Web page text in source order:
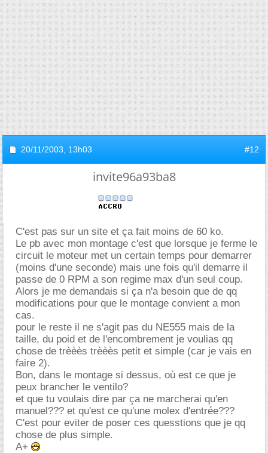
20/11/2003, 13h03 #12
invite96a93ba8
C'est pas sur un site et ça fait moins de 60 ko.
Le pb avec mon montage c'est que lorsque je ferme le
circuit le moteur met un certain temps pour demarrer
(moins d'une seconde) mais une fois qu'il demarre il
passe de 0 RPM a son regime max d'un seul coup.
Alors je me demandais si ça n'a besoin que de qq
modifications pour que le montage convient a mon
cas.
pour le reste il ne s'agit pas du NE555 mais de la
taille, du poid et de l'encombrement je voulias qq
chose de trèèès trèèès petit et simple (car je vais en
faire 2).
Bon, dans le montage si dessus, où est ce que je
peux brancher le ventilo?
et que tu voulais dire par ça ne marcherai qu'en
manuel??? et qu'est ce qu'une molex d'entrée???
C'est pour eviter de poser ces quesstions que je qq
chose de plus simple.
A+